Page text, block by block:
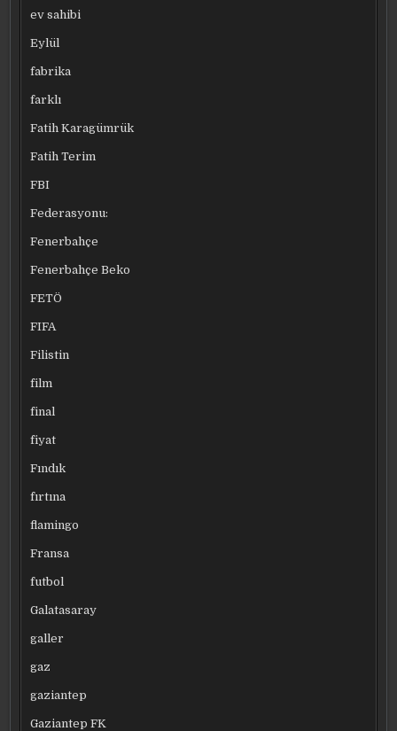
ev sahibi
Eylül
fabrika
farklı
Fatih Karagümrük
Fatih Terim
FBI
Federasyonu:
Fenerbahçe
Fenerbahçe Beko
FETÖ
FIFA
Filistin
film
final
fiyat
Fındık
fırtına
flamingo
Fransa
futbol
Galatasaray
galler
gaz
gaziantep
Gaziantep FK